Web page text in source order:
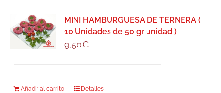
MINI HAMBURGUESA DE TERNERA (
10 Unidades de 50 gr unidad )
9,50€
Añadir al carrito Detalles